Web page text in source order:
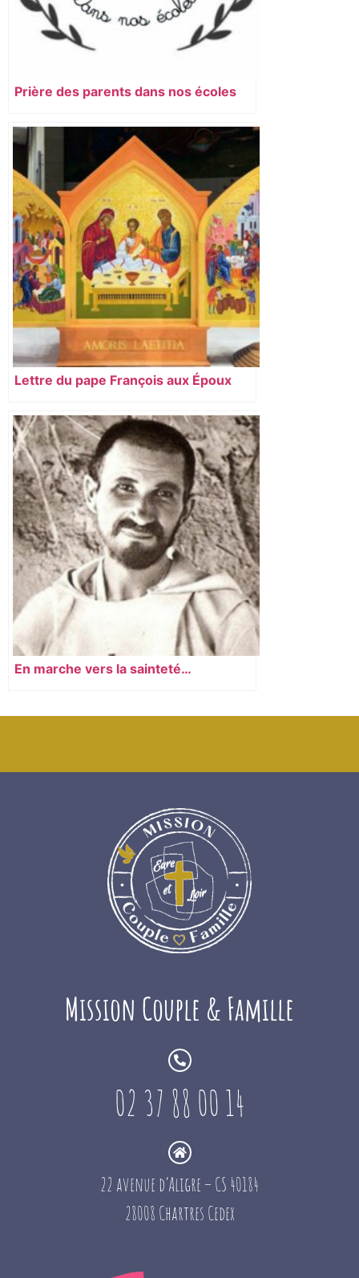
Prière des parents dans nos écoles
Lettre du pape François aux Époux
En marche vers la sainteté…
Mission Couple & Famille
02 37 88 00 14
22 avenue d’Aligre – CS 40184
28008 Chartres Cedex